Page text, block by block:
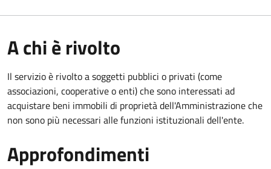
A chi è rivolto
Il servizio è rivolto a soggetti pubblici o privati (come
associazioni, cooperative o enti) che sono interessati ad
acquistare beni immobili di proprietà dell'Amministrazione che
non sono più necessari alle funzioni istituzionali dell'ente.
Approfondimenti